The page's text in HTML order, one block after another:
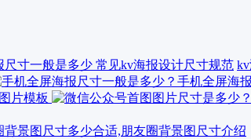
背景图尺寸多少合适,朋友圈背景图尺寸介绍